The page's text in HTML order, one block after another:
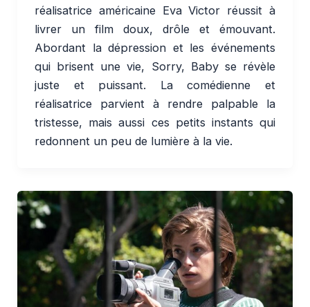
réalisatrice américaine Eva Victor réussit à
livrer un film doux, drôle et émouvant.
Abordant la dépression et les événements
qui brisent une vie, Sorry, Baby se révèle
juste et puissant. La comédienne et
réalisatrice parvient à rendre palpable la
tristesse, mais aussi ces petits instants qui
redonnent un peu de lumière à la vie.